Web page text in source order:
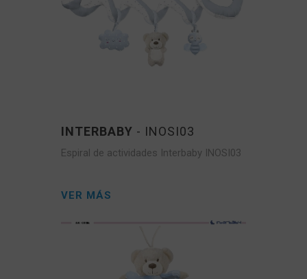
INTERBABY - INOSI03
Espiral de actividades Interbaby INOSI03
VER MÁS